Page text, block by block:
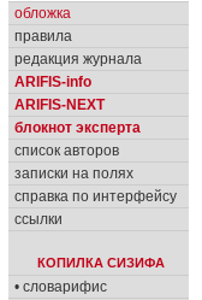
обложка
правила
редакция журнала
ARIFIS-info
ARIFIS-NEXT
блокнот эксперта
список авторов
записки на полях
справка по интерфейсу
ссылки
КОПИЛКА СИЗИФА
• словарифис